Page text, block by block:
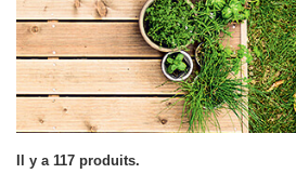
Il y a 117 produits.